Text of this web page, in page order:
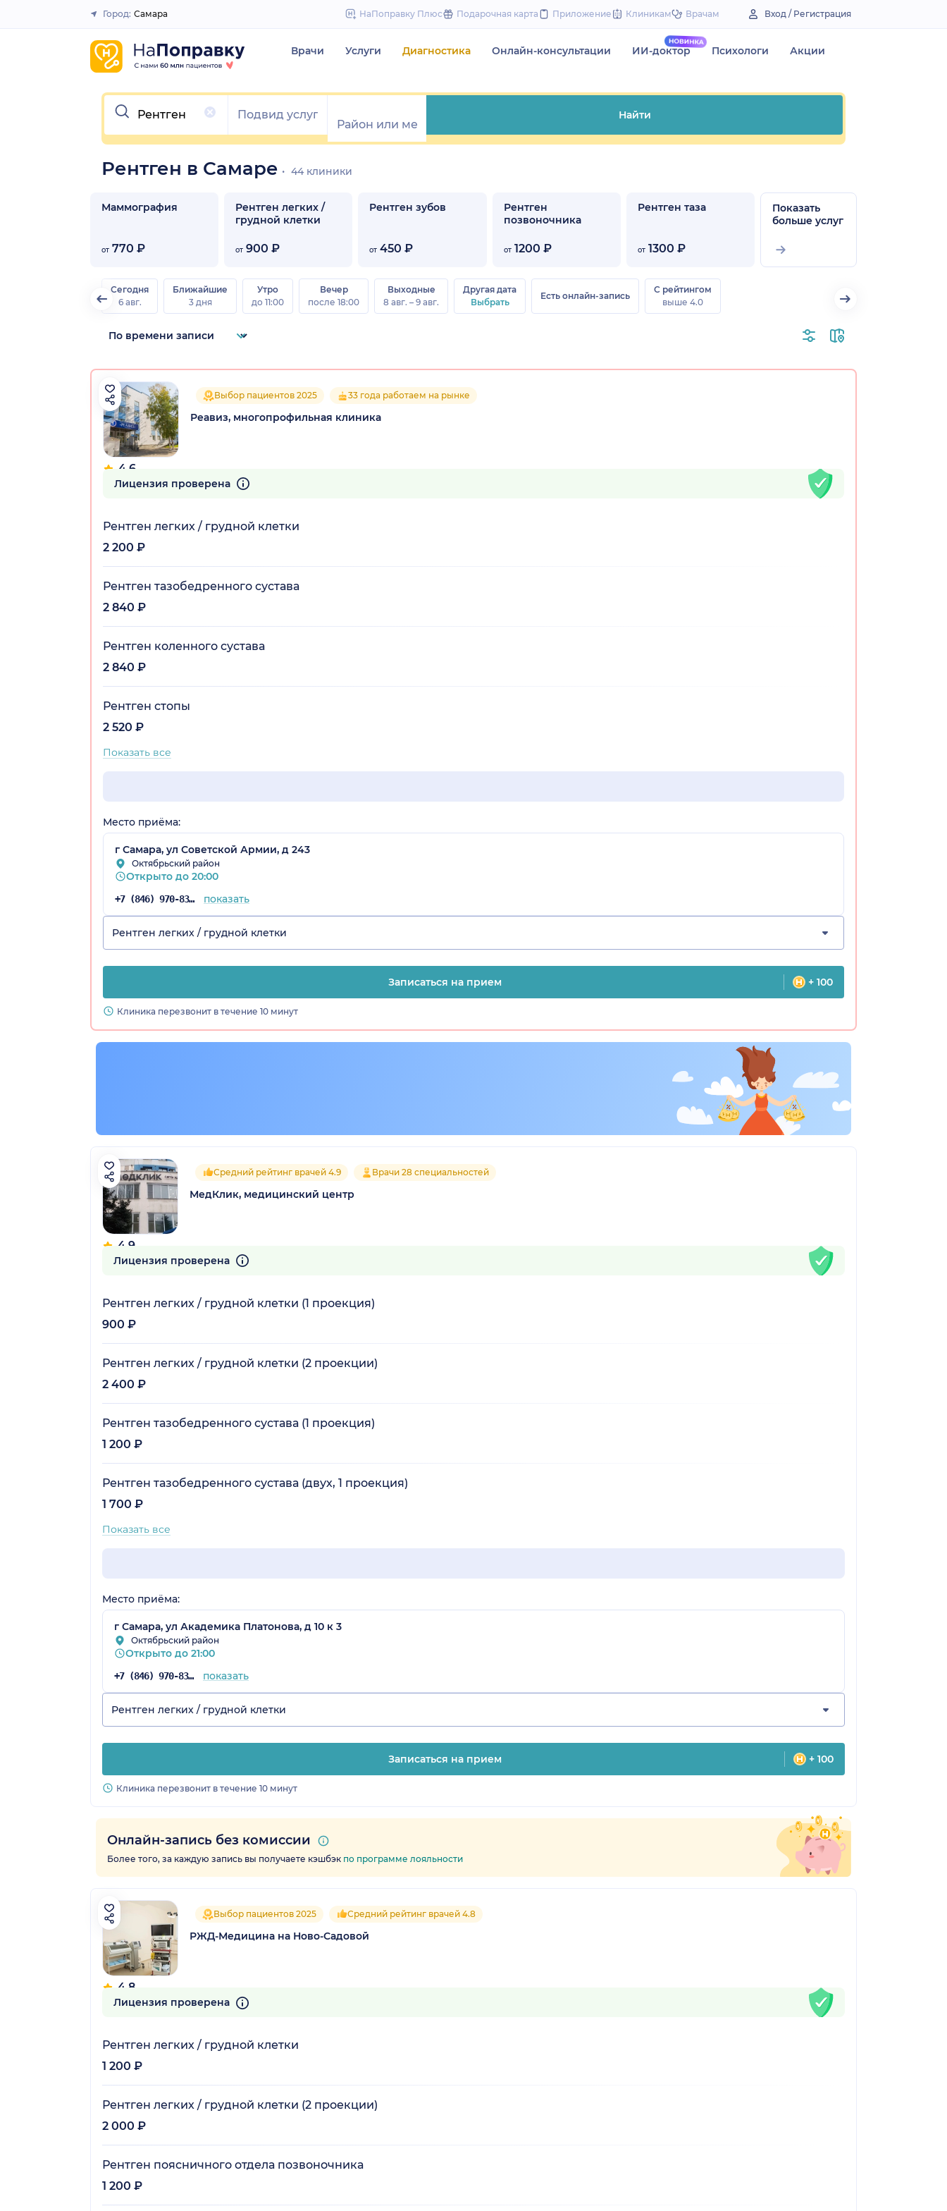
to
Закрыть
Город: Самара НаПоправку Плюс Подарочная карта Приложение Клиникам Врачам Вход / Регистрация
Врачи Услуги Диагностика Онлайн-консультации ИИ-доктор Психологи Акции
Очистить
Найти
Рентген в Самаре 44 клиники
Маммография
от 770 ₽
Рентген легких /
грудной клетки
от 900 ₽
Рентген зубов
от 450 ₽
Рентген
позвоночника
от1200 ₽
Рентген таза
от1300 ₽
Показать
больше услуг
Сегодня
6 авг.
Ближайшие
3 дня
Утро
до 11:00
Вечер
после 18:00
Выходные
8 авг. – 9 авг.
Другая дата
Выбрать
Есть онлайн-запись
С рейтингом
выше 4.0
4.6
164 отзыва
Выбор пациентов 2025 33 года работаем на рынке
Реавиз, многопрофильная клиника
Лицензия проверена
Рентген легких / грудной клетки
2 200 ₽
Рентген тазобедренного сустава
2 840 ₽
Рентген коленного сустава
2 840 ₽
Рентген стопы
2 520 ₽
Показать все
Место приёма:
г Самара, ул Советской Армии, д 243
Октябрьский район
Открыто до 20:00
+7 (846) 970-83-16 показать
Рентген легких / грудной клетки
Записаться на прием + 100
Клиника перезвонит в течение 10 минут
4.9
46 отзывов
Средний рейтинг врачей 4.9 Врачи 28 специальностей
МедКлик, медицинский центр
Лицензия проверена
Рентген легких / грудной клетки (1 проекция)
900 ₽
Рентген легких / грудной клетки (2 проекции)
2 400 ₽
Рентген тазобедренного сустава (1 проекция)
1 200 ₽
Рентген тазобедренного сустава (двух, 1 проекция)
1 700 ₽
Показать все
Место приёма:
г Самара, ул Академика Платонова, д 10 к 3
Октябрьский район
Открыто до 21:00
+7 (846) 970-83-45 показать
Рентген легких / грудной клетки
Записаться на прием + 100
Клиника перезвонит в течение 10 минут
Онлайн-запись без комиссии
Более того, за каждую запись вы получаете кэшбэк по программе лояльности
4.8
182 отзыва
Выбор пациентов 2025 Средний рейтинг врачей 4.8
РЖД-Медицина на Ново-Садовой
Лицензия проверена
Рентген легких / грудной клетки
1 200 ₽
Рентген легких / грудной клетки (2 проекции)
2 000 ₽
Рентген поясничного отдела позвоночника
1 200 ₽